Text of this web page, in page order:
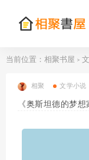
当前位置： 相聚书屋 >
相聚 文学小说
《奥斯坦德的梦想